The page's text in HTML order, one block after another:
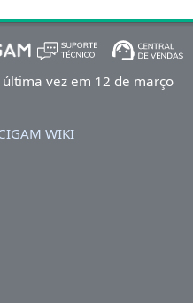
vez em 12 de março
WIKI